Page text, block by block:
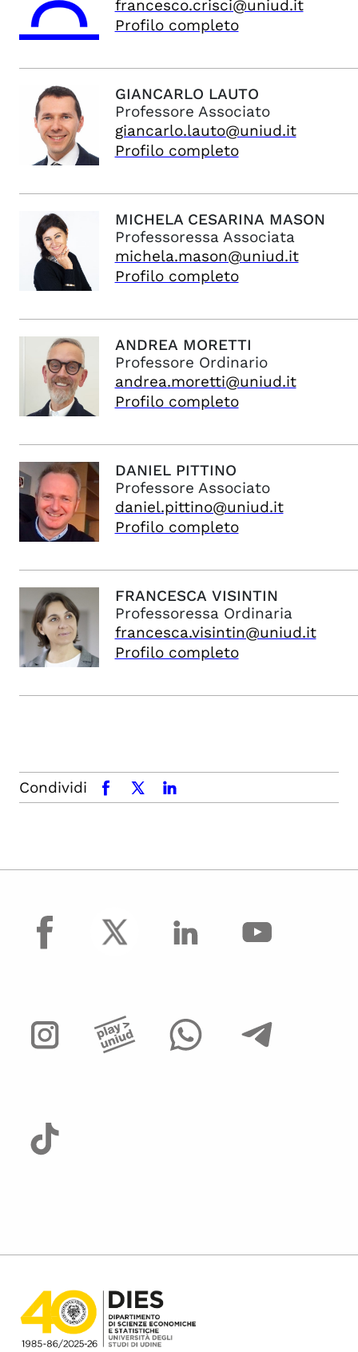
francesco.crisci@uniud.it
Profilo completo
GIANCARLO LAUTO
Professore Associato
giancarlo.lauto@uniud.it
Profilo completo
MICHELA CESARINA MASON
Professoressa Associata
michela.mason@uniud.it
Profilo completo
ANDREA MORETTI
Professore Ordinario
andrea.moretti@uniud.it
Profilo completo
DANIEL PITTINO
Professore Associato
daniel.pittino@uniud.it
Profilo completo
FRANCESCA VISINTIN
Professoressa Ordinaria
francesca.visintin@uniud.it
Profilo completo
Condividi facebookx.comlinkedin
facebook